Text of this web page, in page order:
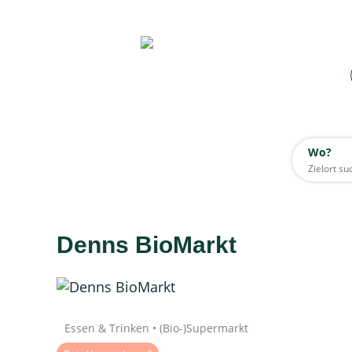
Wo?
Wo?
Daten werden geladen
Denns BioMarkt
Essen & Trinken • (Bio-)Supermarkt